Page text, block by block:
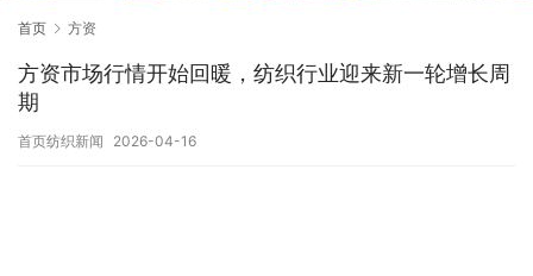
首页 方资
方资市场行情开始回暖，纺织行业迎来新一轮增长周
期
首页纺织新闻 2026-04-16